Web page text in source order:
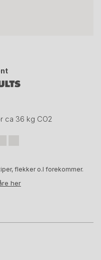
ca 36 kg CO2
flekker o.l forekommer.
her